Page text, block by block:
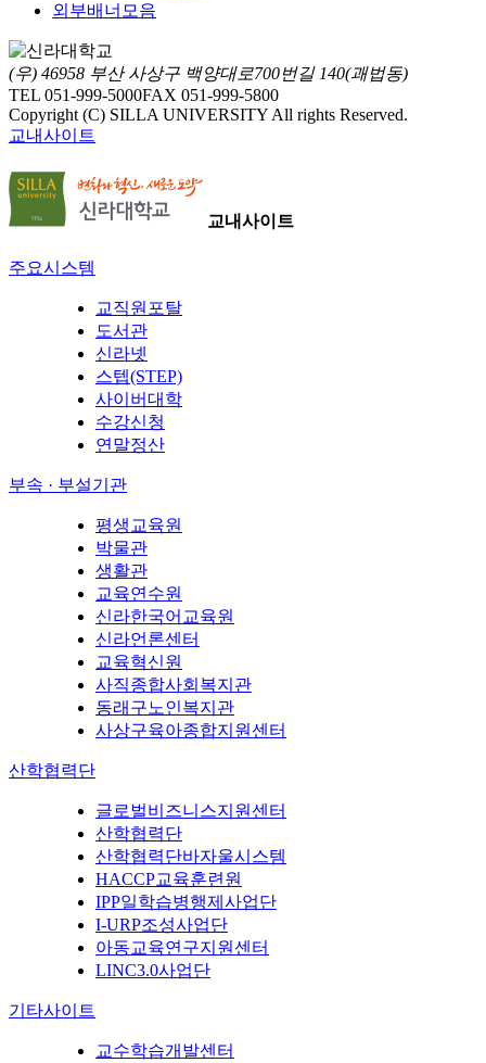
외부배너모음
(우) 46958 부산 사상구 백양대로700번길 140(괘법동)
TEL 051-999-5000FAX 051-999-5800
Copyright (C) SILLA UNIVERSITY All rights Reserved.
교내사이트
교내사이트
주요시스템
교직원포탈
도서관
신라넷
스텝(STEP)
사이버대학
수강신청
연말정산
부속 · 부설기관
평생교육원
박물관
생활관
교육연수원
신라한국어교육원
신라언론센터
교육혁신원
사직종합사회복지관
동래구노인복지관
사상구육아종합지원센터
산학협력단
글로벌비즈니스지원센터
산학협력단
산학협력단바자울시스템
HACCP교육훈련원
IPP일학습병행제사업단
I-URP조성사업단
아동교육연구지원센터
LINC3.0사업단
기타사이트
교수학습개발센터